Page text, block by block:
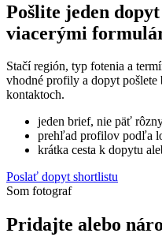
Pošlite jeden
viacerými
Stačí región, typ fotenia a
vhodné profily a dopyt
kontaktoch.
jeden brief, nie päť
prehľad profilov podľa
krátka cesta k dopytu
Poslať dopyt shortlistu
Som fotograf
Pridajte alebo